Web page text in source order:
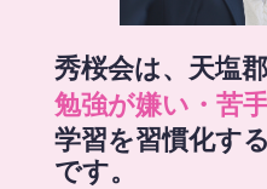
秀桜会は、天塩
勉強が嫌い・苦
学習を習慣化す
です。